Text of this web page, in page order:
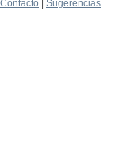
Contacto
Sugerencias